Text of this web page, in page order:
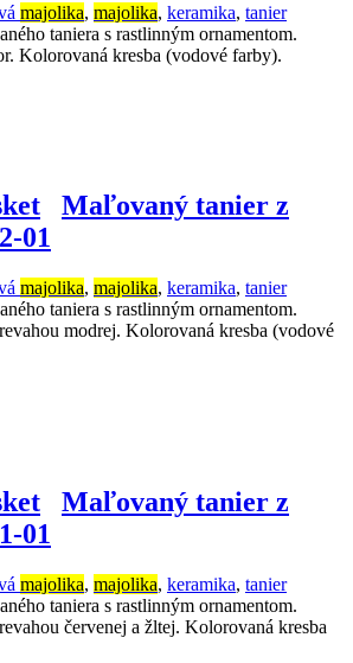
majolika, majolika, keramika, tanier
taniera s rastlinným ornamentom.
Kolorovaná kresba (vodové farby).
Maľovaný tanier z
01
majolika, majolika, keramika, tanier
taniera s rastlinným ornamentom.
modrej. Kolorovaná kresba (vodové
Maľovaný tanier z
01
majolika, majolika, keramika, tanier
taniera s rastlinným ornamentom.
červenej a žltej. Kolorovaná kresba